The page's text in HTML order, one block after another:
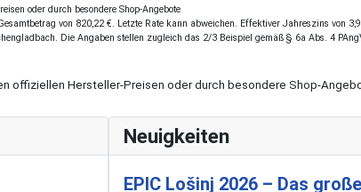
oder durch besondere Shop-Angebote
von 820,22 €. Letzte Rate kann abweichen. Effektiver Jahreszins von
Die Angaben stellen zugleich das 2/3 Beispiel gemäß § 6a Abs. 4
offiziellen Hersteller-Preisen oder durch besondere Shop-
Neuigkeiten
EPIC Lošinj 2026 – Das